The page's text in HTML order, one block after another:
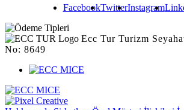
FacebookTwitterInstagram
Ecc Tur Turizm
No: 8649